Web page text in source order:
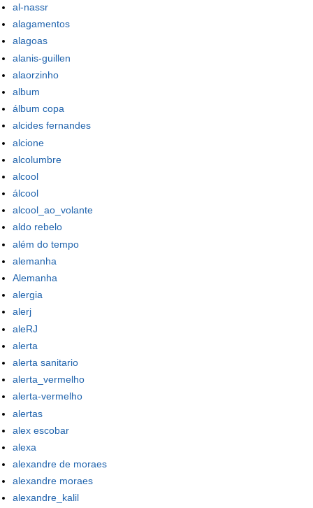
al-nassr
alagamentos
alagoas
alanis-guillen
alaorzinho
album
álbum copa
alcides fernandes
alcione
alcolumbre
alcool
álcool
alcool_ao_volante
aldo rebelo
além do tempo
alemanha
Alemanha
alergia
alerj
aleRJ
alerta
alerta sanitario
alerta_vermelho
alerta-vermelho
alertas
alex escobar
alexa
alexandre de moraes
alexandre moraes
alexandre_kalil